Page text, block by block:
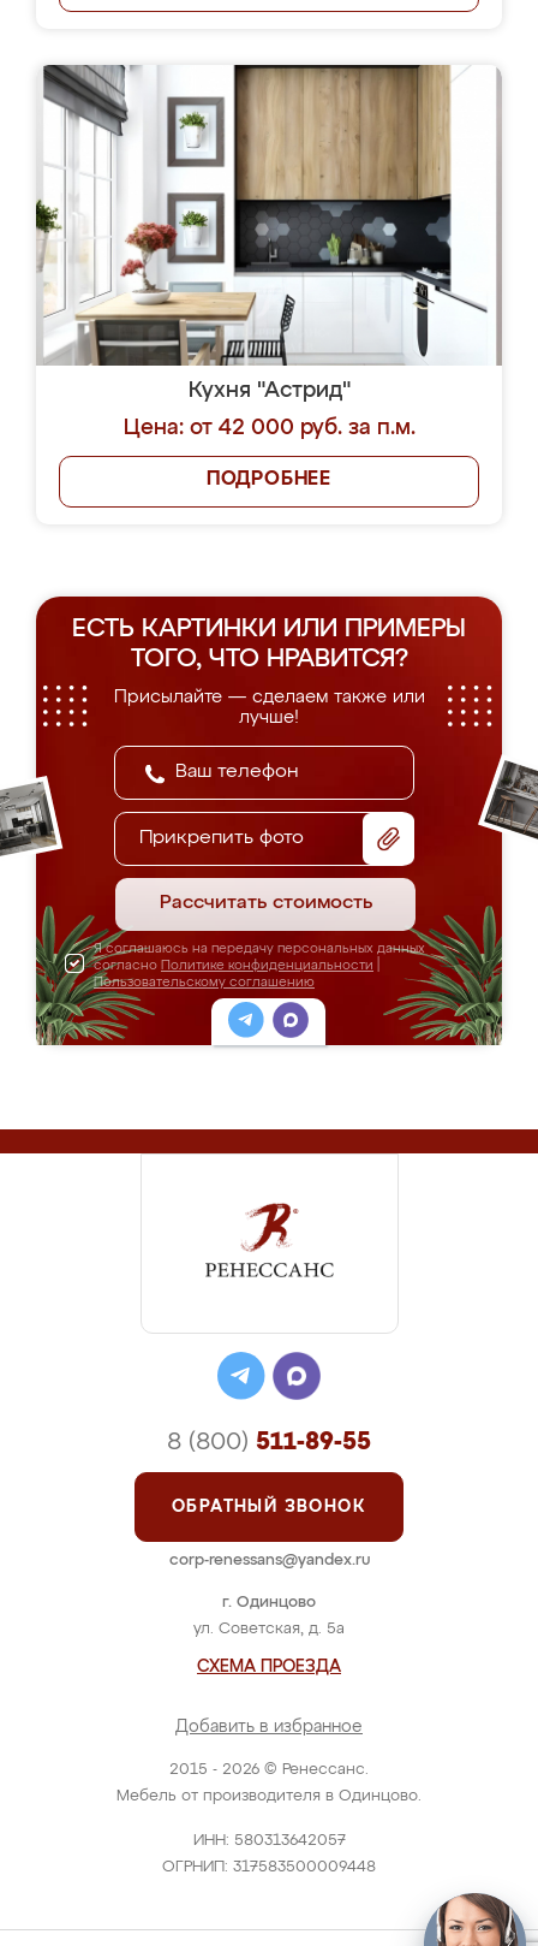
Кухня "Астрид"
Цена: от 42 000 руб. за п.м.
ПОДРОБНЕЕ
ЕСТЬ КАРТИНКИ ИЛИ ПРИМЕРЫ
ТОГО, ЧТО НРАВИТСЯ?
Присылайте — сделаем также или
лучше!
Прикрепить фото
Рассчитать стоимость
Я соглашаюсь на передачу персональных данных
согласно Политике конфиденциальности
Пользовательскому соглашению
2015 - 2026 © Ренессанс.
Мебель от производителя в Одинцово.
ИНН: 580313642057
ОГРНИП: 317583500009448
г. Одинцово
ул. Советская, д. 5а
СХЕМА ПРОЕЗДА
Добавить в избранное
8 (800) 511-89-55
ОБРАТНЫЙ ЗВОНОК
corp-renessans@yandex.ru